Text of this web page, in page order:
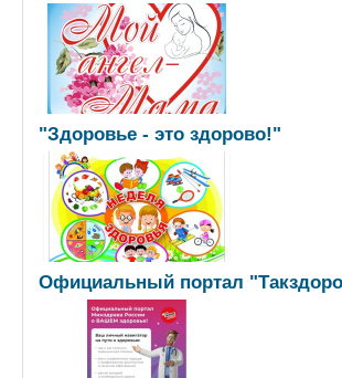
"Здоровье - это здорово!"
Официальный портал